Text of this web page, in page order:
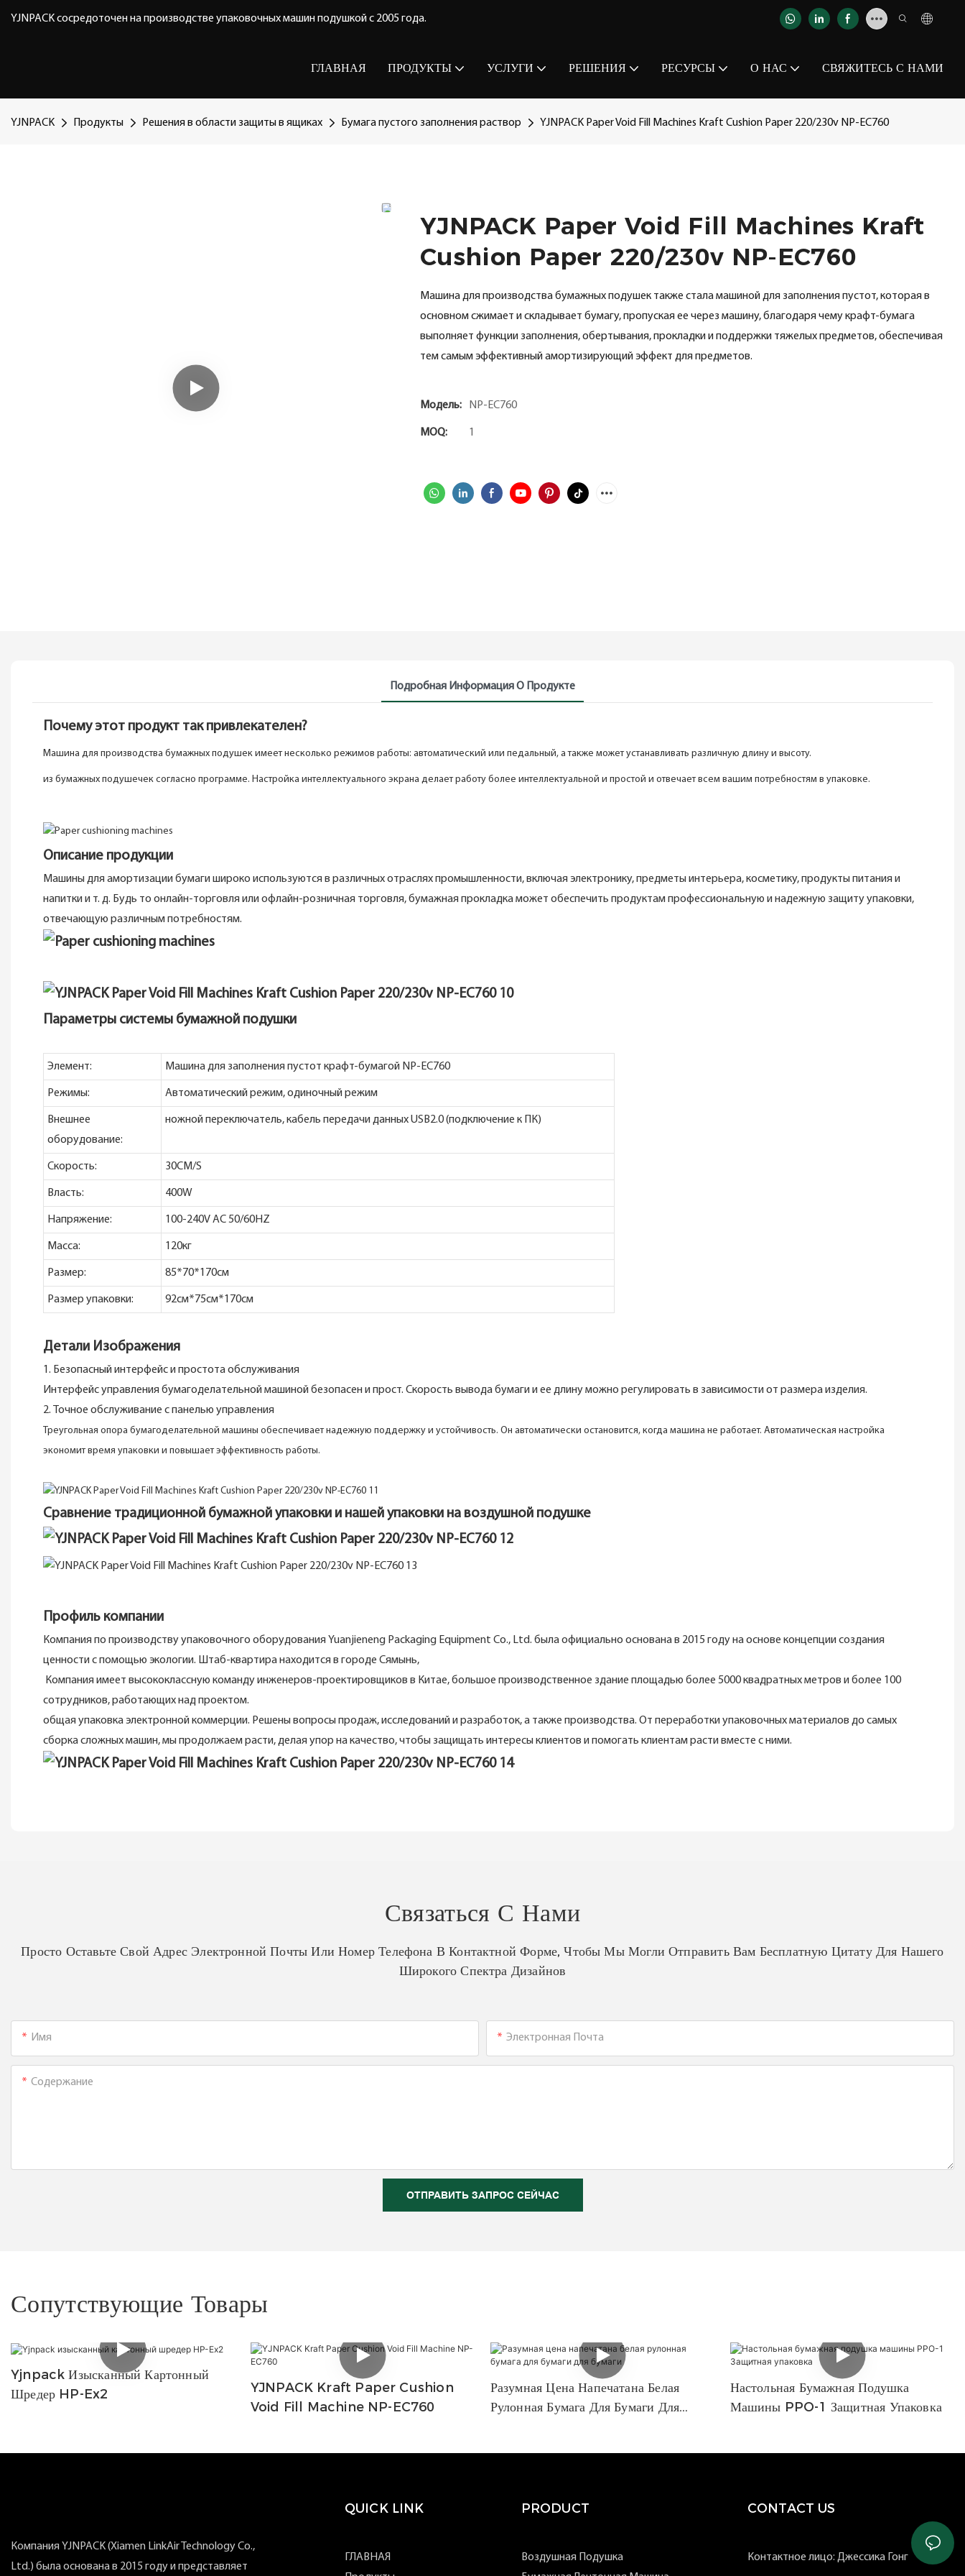
YJNPACK сосредоточен на производстве упаковочных машин подушкой с 2005 года.
ГЛАВНАЯ ПРОДУКТЫ УСЛУГИ РЕШЕНИЯ РЕСУРСЫ О НАС СВЯЖИТЕСЬ С НАМИ
YJNPACK Продукты Решения в области защиты в ящиках Бумага пустого заполнения раствор YJNPACK Paper Void Fill Machines Kraft Cushion Paper 220/230v NP-EC760
YJNPACK Paper Void Fill Machines Kraft
Cushion Paper 220/230v NP-EC760
Машина для производства бумажных подушек также стала машиной для заполнения пустот, которая в
основном сжимает и складывает бумагу, пропуская ее через машину, благодаря чему крафт-бумага
выполняет функции заполнения, обертывания, прокладки и поддержки тяжелых предметов, обеспечивая
тем самым эффективный амортизирующий эффект для предметов.
Модель: NP-EC760
MOQ: 1
Подробная Информация О Продукте
Почему этот продукт так привлекателен?
Машина для производства бумажных подушек имеет несколько режимов работы: автоматический или педальный, а также может устанавливать различную длину и высоту.
из бумажных подушечек согласно программе. Настройка интеллектуального экрана делает работу более интеллектуальной и простой и отвечает всем вашим потребностям в упаковке.
Описание продукции
Машины для амортизации бумаги широко используются в различных отраслях промышленности, включая электронику, предметы интерьера, косметику, продукты питания и
напитки и т. д. Будь то онлайн-торговля или офлайн-розничная торговля, бумажная прокладка может обеспечить продуктам профессиональную и надежную защиту упаковки,
отвечающую различным потребностям.
Параметры системы бумажной подушки
Элемент: Машина для заполнения пустот крафт-бумагой NP-EC760
Режимы: Автоматический режим, одиночный режим
Внешнее
оборудование:
ножной переключатель, кабель передачи данных USB2.0 (подключение к ПК)
Скорость: 30CM/S
Власть: 400W
Напряжение: 100-240V AC 50/60HZ
Масса: 120кг
Размер: 85*70*170см
Размер упаковки: 92см*75см*170см
Детали Изображения
1. Безопасный интерфейс и простота обслуживания
Интерфейс управления бумагоделательной машиной безопасен и прост. Скорость вывода бумаги и ее длину можно регулировать в зависимости от размера изделия.
2. Точное обслуживание с панелью управления
Треугольная опора бумагоделательной машины обеспечивает надежную поддержку и устойчивость. Он автоматически остановится, когда машина не работает. Автоматическая настройка
экономит время упаковки и повышает эффективность работы.
Сравнение традиционной бумажной упаковки и нашей упаковки на воздушной подушке
Профиль компании
Компания по производству упаковочного оборудования Yuanjieneng Packaging Equipment Co., Ltd. была официально основана в 2015 году на основе концепции создания
ценности с помощью экологии. Штаб-квартира находится в городе Сямынь,
Компания имеет высококлассную команду инженеров-проектировщиков в Китае, большое производственное здание площадью более 5000 квадратных метров и более 100
сотрудников, работающих над проектом.
общая упаковка электронной коммерции. Решены вопросы продаж, исследований и разработок, а также производства. От переработки упаковочных материалов до самых
сборка сложных машин, мы продолжаем расти, делая упор на качество, чтобы защищать интересы клиентов и помогать клиентам расти вместе с ними.
Связаться С Нами
Просто Оставьте Свой Адрес Электронной Почты Или Номер Телефона В Контактной Форме, Чтобы Мы Могли Отправить Вам Бесплатную Цитату Для Нашего
Широкого Спектра Дизайнов
Имя Электронная Почта
Содержание
ОТПРАВИТЬ ЗАПРОС СЕЙЧАС
Сопутствующие Товары
Yjnpack Изысканный Картонный
Шредер HP-Ex2
YJNPACK Kraft Paper Cushion
Void Fill Machine NP-EC760
Разумная Цена Напечатана Белая
Рулонная Бумага Для Бумаги Для
Настольная Бумажная Подушка
Машины PPO-1 Защитная Упаковка
Компания YJNPACK (Xiamen LinkAir Technology Co.,
Ltd.) была основана в 2015 году и представляет
QUICK LINK
ГЛАВНАЯ
PRODUCT
Воздушная Подушка
CONTACT US
Контактное лицо: Джессика Гонг